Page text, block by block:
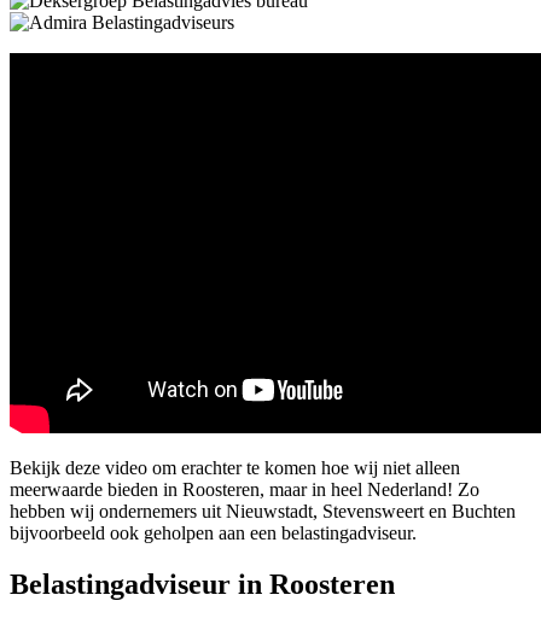
Bekijk deze video om erachter te komen hoe wij niet alleen
meerwaarde bieden in Roosteren, maar in heel Nederland! Zo
hebben wij ondernemers uit Nieuwstadt, Stevensweert en Buchten
bijvoorbeeld ook geholpen aan een belastingadviseur.
Belastingadviseur in Roosteren